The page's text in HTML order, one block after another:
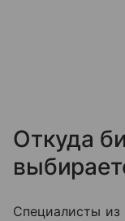
Откуда
Специалисты из